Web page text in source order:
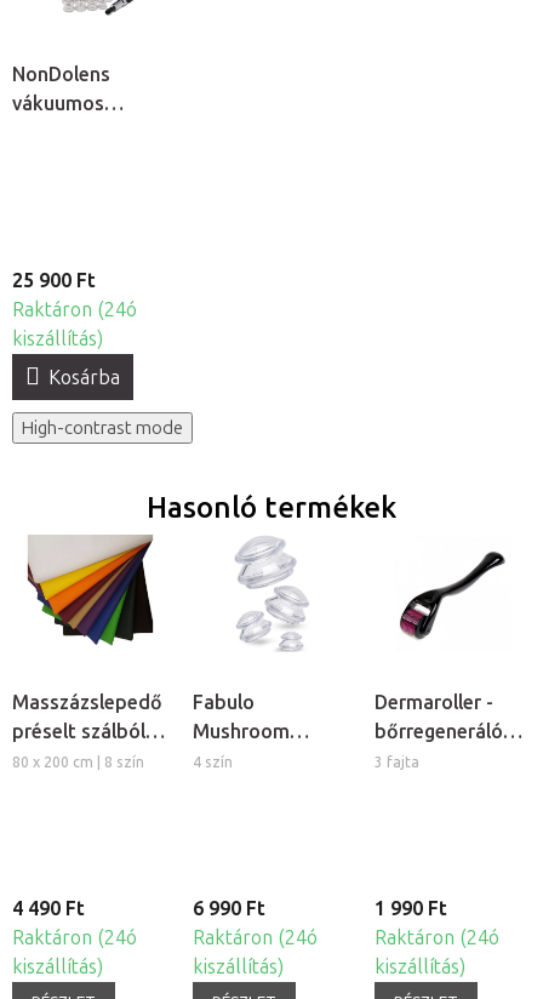
NonDolens
vákuumos
25 900 Ft
Raktáron (24ó
kiszállítás)
Kosárba
High-contrast mode
Hasonló termékek
Masszázslepedő
préselt szálból,
5db
80 x 200 cm | 8 szín
4 490 Ft
Raktáron (24ó
kiszállítás)
Fabulo
Mushroom
gomba alakú
4 szín
6 990 Ft
Raktáron (24ó
kiszállítás)
Dermaroller -
bőrregeneráló
tűs henger
3 fajta
1 990 Ft
Raktáron (24ó
kiszállítás)